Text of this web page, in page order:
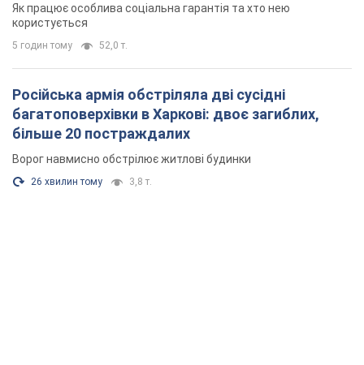
Як працює особлива соціальна гарантія та хто нею
користується
5 годин тому 52,0 т.
Російська армія обстріляла дві сусідні
багатоповерхівки в Харкові: двоє загиблих,
більше 20 постраждалих
Ворог навмисно обстрілює житлові будинки
26 хвилин тому 3,8 т.